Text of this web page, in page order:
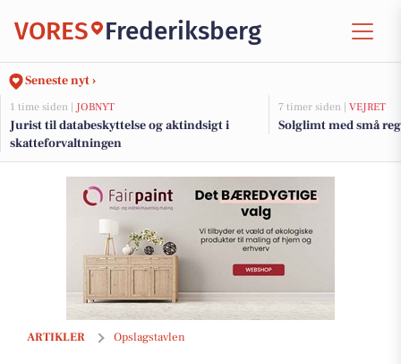
VORES Frederiksberg
Seneste nyt ›
1 time siden | JOBNYT
Jurist til databeskyttelse og aktindsigt i
skatteforvaltningen
7 timer siden | VEJRET
Solglimt med små
ARTIKLER Opslagstavlen
Fairpaint ApS introducerer Volvox feineErde Cleboo Lerpuds for